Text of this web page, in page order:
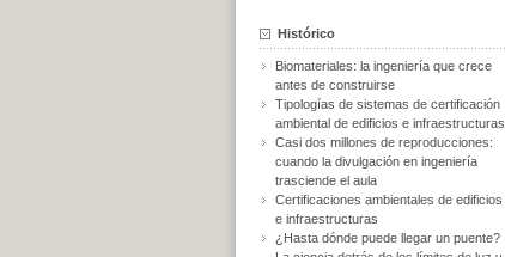
Histórico
Biomateriales: la ingeniería que crece
antes de construirse
Tipologías de sistemas de certificación
ambiental de edificios e infraestructuras
Casi dos millones de reproducciones:
cuando la divulgación en ingeniería
trasciende el aula
Certificaciones ambientales de edificios
e infraestructuras
¿Hasta dónde puede llegar un puente?